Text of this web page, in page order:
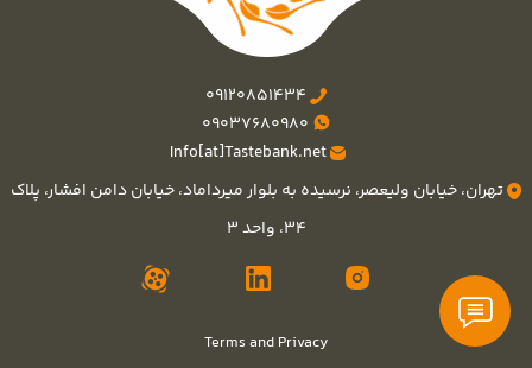
09120851434
09037680980
Info[at]Tastebank.net
تهران، خیابان ولیعصر، نرسیده به بلوار میرداماد، خیابان دامن افشار، پلاک
۳۴، واحد ۳
Terms and Privacy